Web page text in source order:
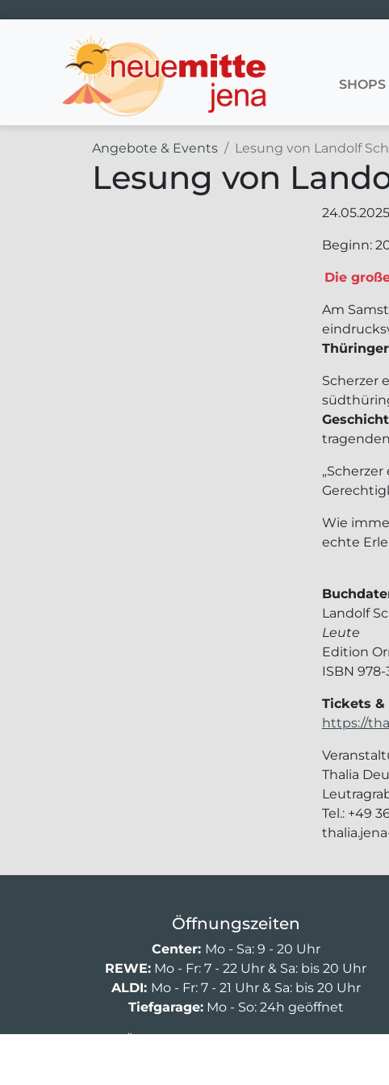
Hauptnavigation SHOPS
Angebote & Events Lesung von Landolf
Lesung von
24.05.2025
Beginn:
Die
Am
Scherzer
Wie
echte
Landolf
Leute
Edition
ISBN
Tickets &
https://
Thalia
Tel.: +49
Öffnungszeiten
Center: Mo - Sa: 9 - 20 Uhr
REWE: Mo - Fr: 7 - 22 Uhr & Sa: bis 20 Uhr
ALDI: Mo - Fr: 7 - 21 Uhr & Sa: bis 20 Uhr
Tiefgarage:Mo - So: 24h geöffnet
Öffnet in 1 Stunde und 59 Minuten